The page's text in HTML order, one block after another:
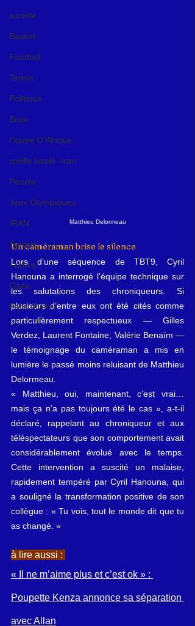
société
Basket
Football
Tennis
Politique
Boxe
Coupe D'Afrique
conflit Israël -Iran
People
Jeux Olympiques
IRAN
Europe
France
Gaza
Faits divers
Matthieu Delormeau
Un caméraman brise le silence
Lors d’une séquence de TBT9, Cyril
Hanouna a interrogé l’équipe technique sur
les salutations des chroniqueurs. Si
plusieurs d’entre eux ont été cités comme
particulièrement respectueux — Gilles
Verdez, Laurent Fontaine, Valérie Benaïm —
le témoignage du caméraman a mis en
lumière le passé moins reluisant de Matthieu
Delormeau.
« Matthieu, oui, maintenant, c’est vrai…
mais ça n’a pas toujours été le cas », a-t-il
déclaré, rappelant au chroniqueur et aux
téléspectateurs que son comportement avait
considérablement évolué avec le temps.
Cette intervention a suscité un malaise,
rapidement tempéré par Cyril Hanouna, qui
a souligné la transformation positive de son
collègue : « Tu vois, tout le monde dit que tu
as changé. »
à lire aussi :
« Il ne m’aime plus et c’est ok » :
Poupette Kenza annonce sa séparation
avec Allan